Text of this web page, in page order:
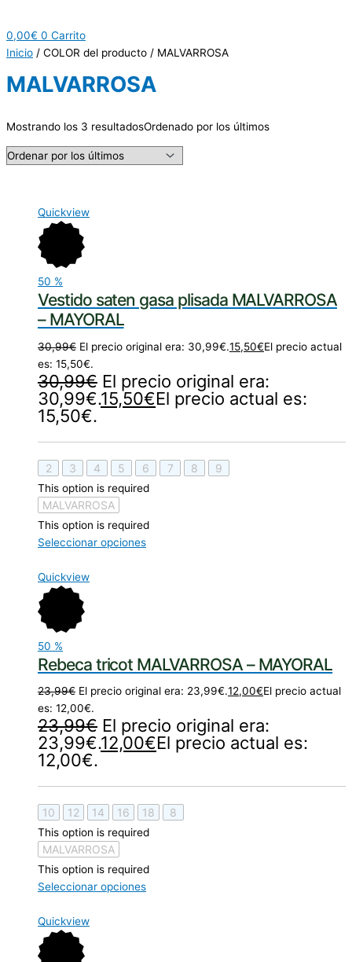
0,00€ 0 Carrito
Inicio / COLOR del producto / MALVARROSA
MALVARROSA
Mostrando los 3 resultadosOrdenado por los últimos
Quickview
50 %
Vestido saten gasa plisada MALVARROSA
– MAYORAL
30,99€ El precio original era: 30,99€.15,50€El precio actual
es: 15,50€.
30,99€ El precio original era:
30,99€.15,50€El precio actual es:
15,50€.
2 3 4 5 6 7 8 9
This option is required
MALVARROSA
This option is required
Seleccionar opciones
Quickview
50 %
Rebeca tricot MALVARROSA – MAYORAL
23,99€ El precio original era: 23,99€.12,00€El precio actual
es: 12,00€.
23,99€ El precio original era:
23,99€.12,00€El precio actual es:
12,00€.
10 12 14 16 18 8
This option is required
MALVARROSA
This option is required
Seleccionar opciones
Quickview